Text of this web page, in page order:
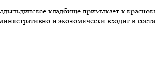
кладбище примыкает к
и экономически входит в